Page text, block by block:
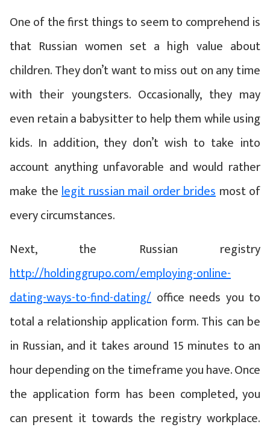
One of the first things to seem to comprehend is
that Russian women set a high value about
children. They don’t want to miss out on any time
with their youngsters. Occasionally, they may
even retain a babysitter to help them while using
kids. In addition, they don’t wish to take into
account anything unfavorable and would rather
make thelegit russian mail order brides most of
every circumstances.
Next, the Russian registry
http://holdinggrupo.com/employing-online-
dating-ways-to-find-dating/ office needs you to
total a relationship application form. This can be
in Russian, and it takes around 15 minutes to an
hour depending on the timeframe you have. Once
the application form has been completed, you
can present it towards the registry workplace.